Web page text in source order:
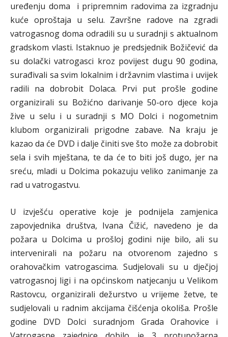
uređenju doma i pripremnim radovima za izgradnju
kuće oproštaja u selu. Završne radove na zgradi
vatrogasnog doma odradili su u suradnji s aktualnom
gradskom vlasti. Istaknuo je predsjednik Božičević da
su dolački vatrogasci kroz povijest dugu 90 godina,
surađivali sa svim lokalnim i državnim vlastima i uvijek
radili na dobrobit Dolaca. Prvi put prošle godine
organizirali su Božićno darivanje 50-oro djece koja
žive u selu i u suradnji s MO Dolci i nogometnim
klubom organizirali prigodne zabave. Na kraju je
kazao da će DVD i dalje činiti sve što može za dobrobit
sela i svih mještana, te da će to biti još dugo, jer na
sreću, mladi u Dolcima pokazuju veliko zanimanje za
rad u vatrogastvu.
U izvješću operative koje je podnijela zamjenica
zapovjednika društva, Ivana Čižić, navedeno je da
požara u Dolcima u prošloj godini nije bilo, ali su
intervenirali na požaru na otvorenom zajedno s
orahovačkim vatrogascima. Sudjelovali su u dječjoj
vatrogasnoj ligi i na općinskom natjecanju u Velikom
Rastovcu, organizirali dežurstvo u vrijeme žetve, te
sudjelovali u radnim akcijama čišćenja okoliša. Prošle
godine DVD Dolci suradnjom Grada Orahovice i